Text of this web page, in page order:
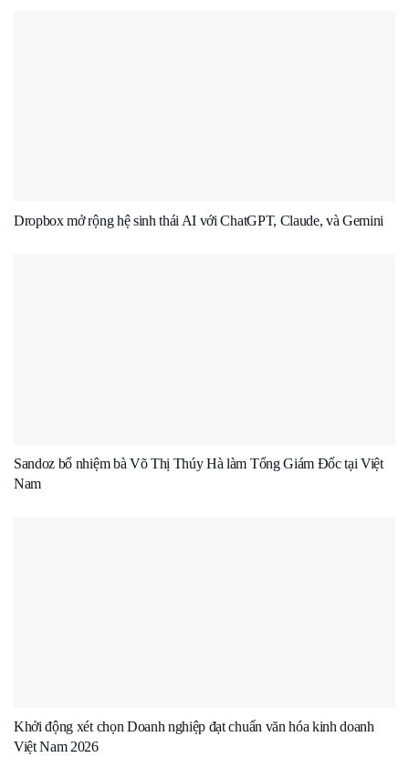
Dropbox mở rộng hệ sinh thái AI với ChatGPT, Claude, và Gemini
Sandoz bổ nhiệm bà Võ Thị Thúy Hà làm Tổng Giám Đốc tại Việt
Nam
Khởi động xét chọn Doanh nghiệp đạt chuẩn văn hóa kinh doanh
Việt Nam 2026